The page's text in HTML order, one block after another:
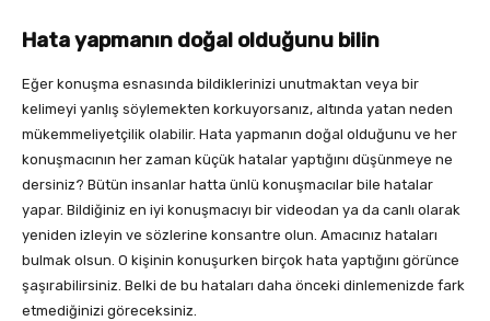
Hata yapmanın doğal olduğunu bilin
Eğer konuşma esnasında bildiklerinizi unutmaktan veya bir
kelimeyi yanlış söylemekten korkuyorsanız, altında yatan neden
mükemmeliyetçilik olabilir. Hata yapmanın doğal olduğunu ve her
konuşmacının her zaman küçük hatalar yaptığını düşünmeye ne
dersiniz? Bütün insanlar hatta ünlü konuşmacılar bile hatalar
yapar. Bildiğiniz en iyi konuşmacıyı bir videodan ya da canlı olarak
yeniden izleyin ve sözlerine konsantre olun. Amacınız hataları
bulmak olsun. O kişinin konuşurken birçok hata yaptığını görünce
şaşırabilirsiniz. Belki de bu hataları daha önceki dinlemenizde fark
etmediğinizi göreceksiniz.